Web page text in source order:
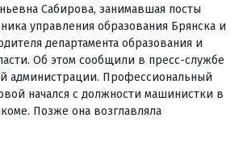
Сабирова, занимавшая посты
управления образования Брянска и
департамента образования и
Об этом сообщили в пресс-службе
администрации. Профессиональный
начался с должности машинистки в
Позже она возглавляла